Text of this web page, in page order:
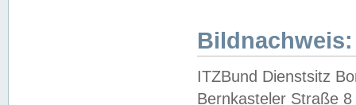
Bildnachweis:
ITZBund Dienstsitz
Bernkasteler Straße 8